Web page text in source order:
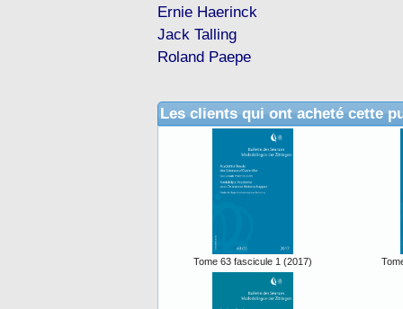
Ernie Haerinck
Jack Talling
Roland Paepe
Les clients qui ont acheté cette
Tome 63 fascicule 1 (2017)